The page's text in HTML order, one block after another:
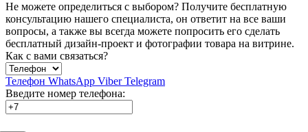
Не можете определиться с выбором? Получите бесплатную
консультацию нашего специалиста, он ответит на все ваши
вопросы, а также вы всегда можете попросить его сделать
бесплатный дизайн-проект и фотографии товара на витрине.
Как с вами связаться?
Телефон WhatsApp ViberTelegram
Введите номер телефона: